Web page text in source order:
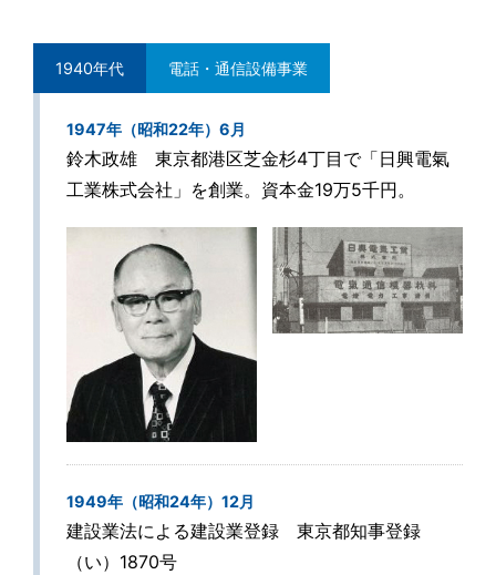
1940年代 電話・通信設備事業
1947年（昭和22年）6月
鈴木政雄 東京都港区芝金杉4丁目で「日興電氣
工業株式会社」を創業。資本金19万5千円。
1949年（昭和24年）12月
建設業法による建設業登録 東京都知事登録
（い）1870号